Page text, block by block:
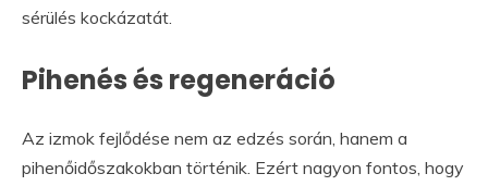
sérülés kockázatát.
Pihenés és regeneráció
Az izmok fejlődése nem az edzés során, hanem a
pihenőidőszakokban történik. Ezért nagyon fontos, hogy